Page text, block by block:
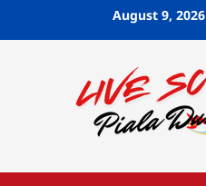
August 9, 2026